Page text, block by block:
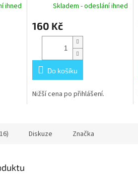
ihned Skladem - odeslání ihned
160 Kč
Do košíku
Nižší cena po přihlášení.
Diskuze Značka